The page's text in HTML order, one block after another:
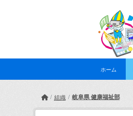
ホーム
組織 岐阜県 健康福祉部